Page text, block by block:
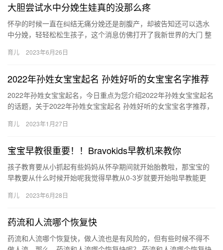
大胆尝试水中分娩生娃真的没那么疼
怀孕的时候一直在纠结无痛分娩还是剖腹产，却被告知还可以选水
中分娩，轻轻松松生孩子，这个消息仿佛打开了我新世界的大门 整
娩…
育儿 2023年6月26日
2022年孙姓女宝宝起名 孙姓好听的女宝宝名字推荐
2022年孙姓女宝宝起名，今日重点为您介绍2022年孙姓女宝宝起名
的话题，关于2022年孙姓女宝宝起名 孙姓好听的女宝宝名字推荐，
育儿 2023年1月27日
宝宝早教很重要！！Bravokids早教机来教你
孩子教育要从小抓起有些妈妈从怀孕期间就开始胎教啦，那宝宝的
早教要从什么时候开始呢我觉得早教从0-3岁就要开始啦早教能更
妈…
育儿 2023年6月28日
药流和人流哪个恢复快
药流和人流哪个恢复快，做人流也是有风险的，但有些时候不得不